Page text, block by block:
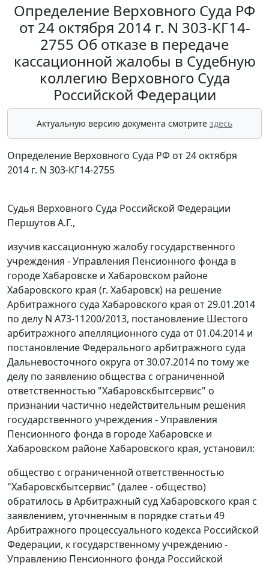
Определение Верховного Суда РФ
от 24 октября 2014 г. N 303-КГ14-
2755 Об отказе в передаче
кассационной жалобы в Судебную
коллегию Верховного Суда
Российской Федерации
Актуальную версию документа смотрите здесь
Определение Верховного Суда РФ от 24 октября
2014 г. N 303-КГ14-2755
Судья Верховного Суда Российской Федерации
Першутов А.Г.,
изучив кассационную жалобу государственного
учреждения - Управления Пенсионного фонда в
городе Хабаровске и Хабаровском районе
Хабаровского края (г. Хабаровск) на решение
Арбитражного суда Хабаровского края от 29.01.2014
по делу N А73-11200/2013, постановление Шестого
арбитражного апелляционного суда от 01.04.2014 и
постановлениеФедерального арбитражного суда
Дальневосточного округа от 30.07.2014 по тому же
делу по заявлению общества с ограниченной
ответственностью "Хабаровскбытсервис" о
признании частично недействительным решения
государственного учреждения - Управления
Пенсионного фонда в городе Хабаровске и
Хабаровском районе Хабаровского края, установил:
общество с ограниченной ответственностью
"Хабаровскбытсервис" (далее - общество)
обратилось в Арбитражный суд Хабаровского края с
заявлением, уточненным в порядке статьи 49
Арбитражного процессуального кодекса Российской
Федерации, к государственному учреждению -
Управлению Пенсионного фонда Российской